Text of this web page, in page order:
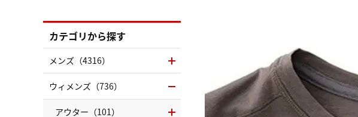
カテゴリから探す
メンズ（4316）
ウィメンズ（736）
アウター（101）